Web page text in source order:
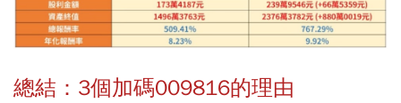
總結：3個加碼009816的理由